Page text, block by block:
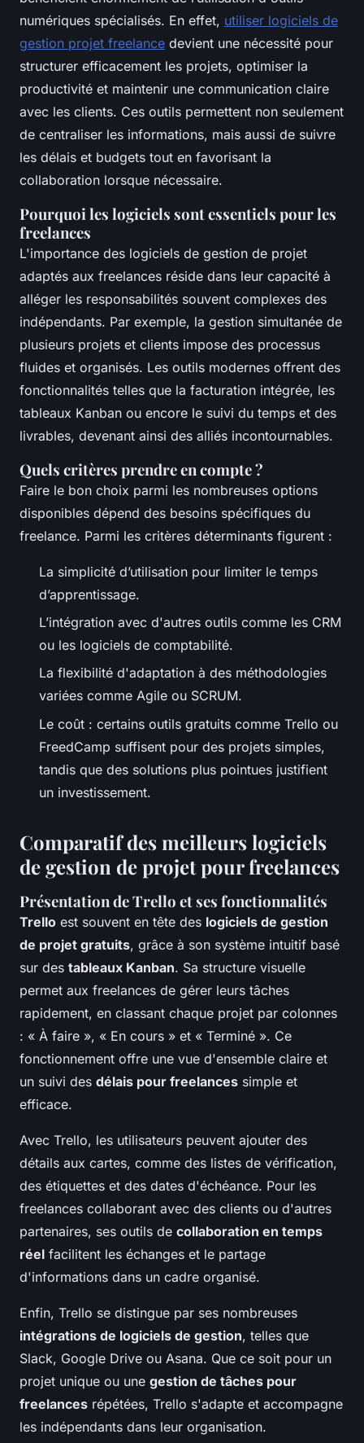
numériques spécialisés. En effet, utiliser logiciels de
gestion projet freelance devient une nécessité pour
structurer efficacement les projets, optimiser la
productivité et maintenir une communication claire
avec les clients. Ces outils permettent non seulement
de centraliser les informations, mais aussi de suivre
les délais et budgets tout en favorisant la
collaboration lorsque nécessaire.
Pourquoi les logiciels sont essentiels pour les
freelances
L'importance des logiciels de gestion de projet
adaptés aux freelances réside dans leur capacité à
alléger les responsabilités souvent complexes des
indépendants. Par exemple, la gestion simultanée de
plusieurs projets et clients impose des processus
fluides et organisés. Les outils modernes offrent des
fonctionnalités telles que la facturation intégrée, les
tableaux Kanban ou encore le suivi du temps et des
livrables, devenant ainsi des alliés incontournables.
Quels critères prendre en compte ?
Faire le bon choix parmi les nombreuses options
disponibles dépend des besoins spécifiques du
freelance. Parmi les critères déterminants figurent :
La simplicité d’utilisation pour limiter le temps
d’apprentissage.
L’intégration avec d'autres outils comme les CRM
ou les logiciels de comptabilité.
La flexibilité d'adaptation à des méthodologies
variées comme Agile ou SCRUM.
Le coût : certains outils gratuits comme Trello ou
FreedCamp suffisent pour des projets simples,
tandis que des solutions plus pointues justifient
un investissement.
Comparatif des meilleurs logiciels
de gestion de projet pour freelances
Présentation de Trello et ses fonctionnalités
Trello est souvent en tête des logiciels de gestion
de projet gratuits, grâce à son système intuitif basé
sur des tableaux Kanban. Sa structure visuelle
permet aux freelances de gérer leurs tâches
rapidement, en classant chaque projet par colonnes
: « À faire », « En cours » et « Terminé ». Ce
fonctionnement offre une vue d'ensemble claire et
un suivi des délais pour freelances simple et
efficace.
Avec Trello, les utilisateurs peuvent ajouter des
détails aux cartes, comme des listes de vérification,
des étiquettes et des dates d'échéance. Pour les
freelances collaborant avec des clients ou d'autres
partenaires, ses outils de collaboration en temps
réel facilitent les échanges et le partage
d'informations dans un cadre organisé.
Enfin, Trello se distingue par ses nombreuses
intégrations de logiciels de gestion, telles que
Slack, Google Drive ou Asana. Que ce soit pour un
projet unique ou une gestion de tâches pour
freelances répétées, Trello s'adapte et accompagne
les indépendants dans leur organisation.